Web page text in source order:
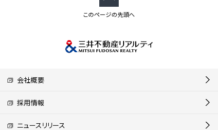
このページの先頭へ
会社概要
採用情報
ニュースリリース